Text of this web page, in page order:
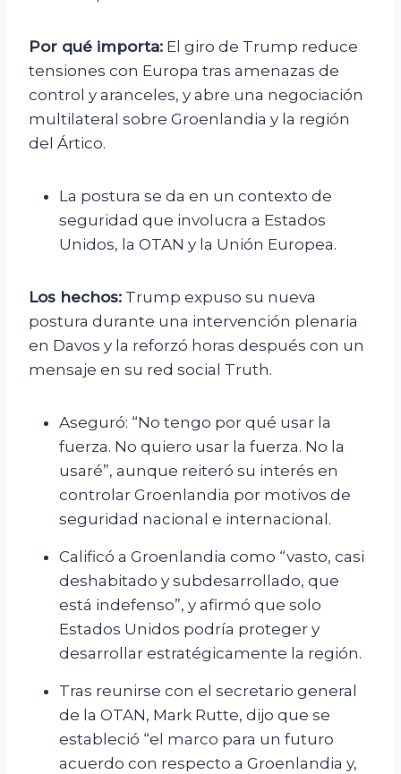
Por qué importa: El giro de Trump reduce
tensiones con Europa tras amenazas de
control y aranceles, y abre una negociación
multilateral sobre Groenlandia y la región
del Ártico.
La postura se da en un contexto de
seguridad que involucra a Estados
Unidos, la OTAN y la Unión Europea.
Los hechos: Trump expuso su nueva
postura durante una intervención plenaria
en Davos y la reforzó horas después con un
mensaje en su red social Truth.
Aseguró: “No tengo por qué usar la
fuerza. No quiero usar la fuerza. No la
usaré”, aunque reiteró su interés en
controlar Groenlandia por motivos de
seguridad nacional e internacional.
Calificó a Groenlandia como “vasto, casi
deshabitado y subdesarrollado, que
está indefenso”, y afirmó que solo
Estados Unidos podría proteger y
desarrollar estratégicamente la región.
Tras reunirse con el secretario general
de la OTAN, Mark Rutte, dijo que se
estableció “el marco para un futuro
acuerdo con respecto a Groenlandia y,